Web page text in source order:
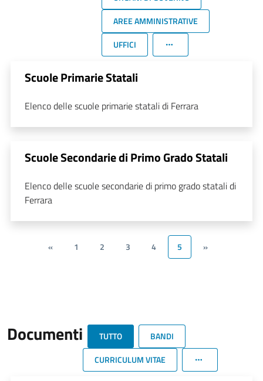
AREE AMMINISTRATIVE
UFFICI
Scuole Primarie Statali
Elenco delle scuole primarie statali di Ferrara
Scuole Secondarie di Primo Grado Statali
Elenco delle scuole secondarie di primo grado statali di
Ferrara
« 1 2 3 4 5 »
Documenti TUTTO
BANDI
CURRICULUM VITAE